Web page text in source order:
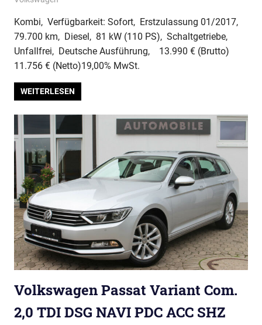
Kombi, Verfügbarkeit: Sofort, Erstzulassung 01/2017,
79.700 km, Diesel, 81 kW (110 PS), Schaltgetriebe,
Unfallfrei, Deutsche Ausführung, 13.990 € (Brutto)
11.756 € (Netto)19,00% MwSt.
WEITERLESEN
Volkswagen Passat Variant Com.
2,0 TDI DSG NAVI PDC ACC SHZ